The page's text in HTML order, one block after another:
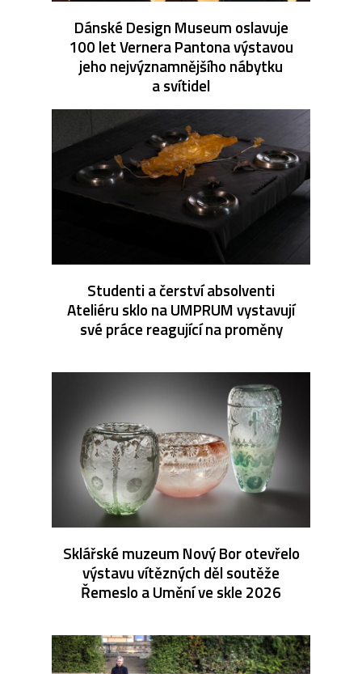
Dánské Design Museum oslavuje
100 let Vernera Pantona výstavou
jeho nejvýznamnějšího nábytku
a svítidel
Studenti a čerství absolventi
Ateliéru sklo na UMPRUM vystavují
své práce reagující na proměny
Sklářské muzeum Nový Bor otevřelo
výstavu vítězných děl soutěže
Řemeslo a Umění ve skle 2026